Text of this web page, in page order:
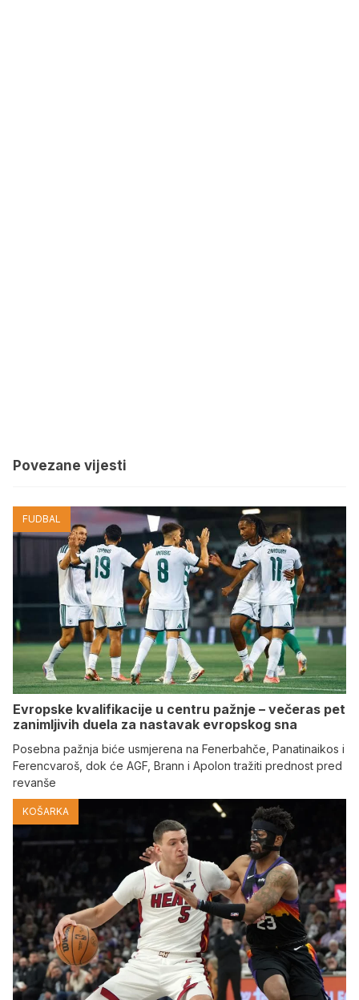
Povezane vijesti
FUDBAL
Evropske kvalifikacije u centru pažnje – večeras pet
zanimljivih duela za nastavak evropskog sna
Posebna pažnja biće usmjerena na Fenerbahče, Panatinaikos i
Ferencvaroš, dok će AGF, Brann i Apolon tražiti prednost pred
revanše
KOŠARKA